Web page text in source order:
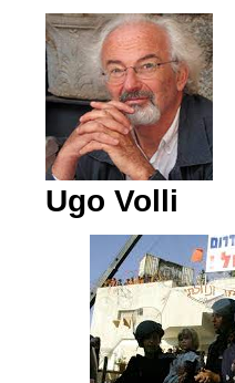
Ugo Volli